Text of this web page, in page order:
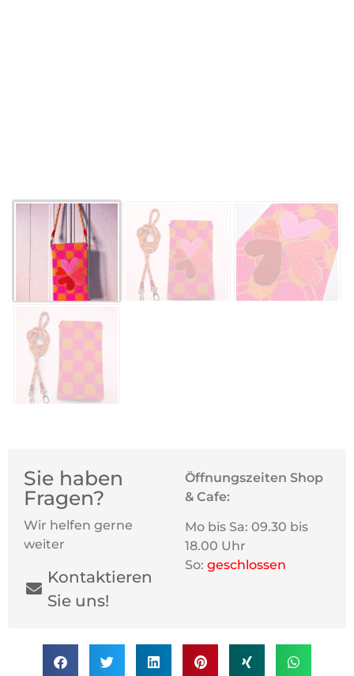
Sie haben
Fragen?
Wir helfen gerne
weiter
Kontaktieren
Sie uns!
Öffnungszeiten Shop
& Cafe:
Mo bis Sa: 09.30 bis
18.00 Uhr
So: geschlossen